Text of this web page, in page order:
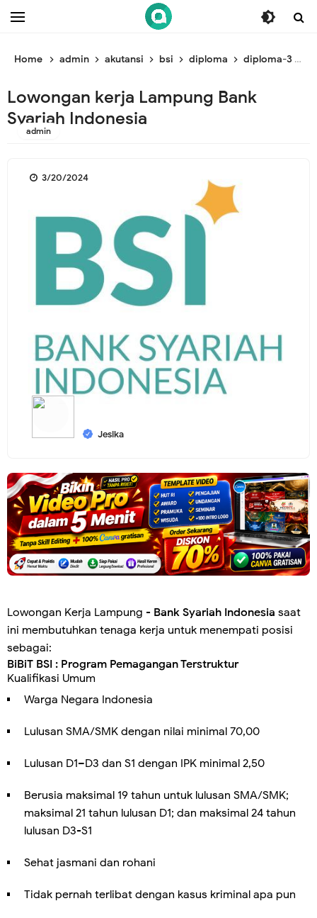
/* ganti br end */
Home admin akutansi bsi diploma diploma-3
Lowongan kerja Lampung Bank
Syariah Indonesia
admin
Jesika
3/20/2024
Lowongan Kerja Lampung - Bank Syariah Indonesia saat
ini membutuhkan tenaga kerja untuk menempati posisi
sebagai:
BiBiT BSI : Program Pemagangan Terstruktur
Kualifikasi Umum
Warga Negara Indonesia
Lulusan SMA/SMK dengan nilai minimal 70,00
Lulusan D1–D3 dan S1 dengan IPK minimal 2,50
Berusia maksimal 19 tahun untuk lulusan SMA/SMK;
maksimal 21 tahun lulusan D1; dan maksimal 24 tahun
lulusan D3-S1
Sehat jasmani dan rohani
Tidak pernah terlibat dengan kasus kriminal apa pun